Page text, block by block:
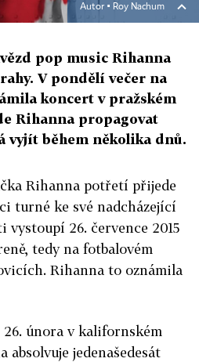
Autor ▪ Roy Nachum
pop music Rihanna
V pondělí večer na
koncert v pražském
Rihanna propagovat
vyjít během několika dnů.
Rihanna potřetí přijede
turné ke své nadcházející
vystoupí 26. července 2015
tedy na fotbalovém
Rihanna to oznámila
26. února v kalifornském
absolvuje jedenašedesát